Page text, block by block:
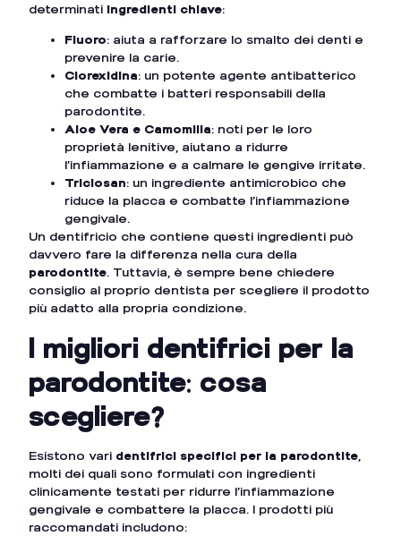
determinati ingredienti chiave:
Fluoro: aiuta a rafforzare lo smalto dei denti e
prevenire la carie.
Clorexidina: un potente agente antibatterico
che combatte i batteri responsabili della
parodontite.
Aloe Vera e Camomilla: noti per le loro
proprietà lenitive, aiutano a ridurre
l’infiammazione e a calmare le gengive irritate.
Triclosan: un ingrediente antimicrobico che
riduce la placca e combatte l’infiammazione
gengivale.
Un dentifricio che contiene questi ingredienti può
davvero fare la differenza nella cura della
parodontite. Tuttavia, è sempre bene chiedere
consiglio al proprio dentista per scegliere il prodotto
più adatto alla propria condizione.
I migliori dentifrici per la
parodontite: cosa
scegliere?
Esistono vari dentifrici specifici per la parodontite,
molti dei quali sono formulati con ingredienti
clinicamente testati per ridurre l’infiammazione
gengivale e combattere la placca. I prodotti più
raccomandati includono: